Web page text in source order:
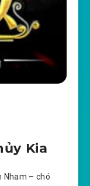
Kia
Nham – chó